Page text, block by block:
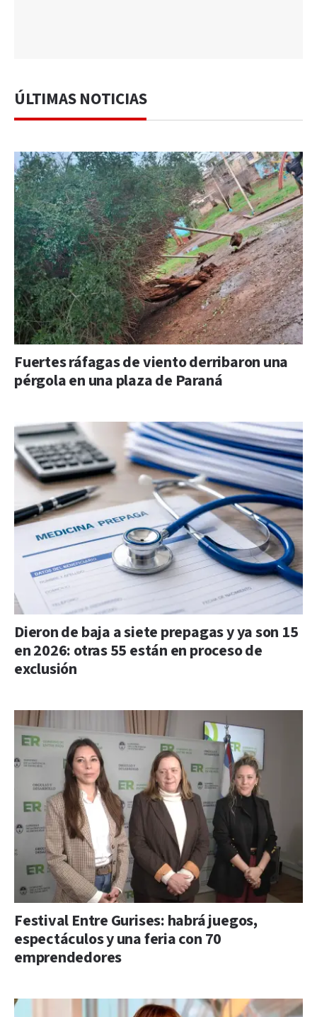
ÚLTIMAS NOTICIAS
Fuertes ráfagas de viento derribaron una
pérgola en una plaza de Paraná
Dieron de baja a siete prepagas y ya son 15
en 2026: otras 55 están en proceso de
exclusión
Festival Entre Gurises: habrá juegos,
espectáculos y una feria con 70
emprendedores